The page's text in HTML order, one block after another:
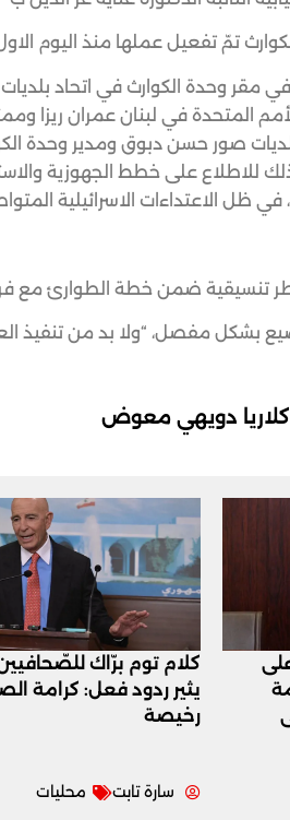
تمّ تفعيل عملها منذ اليوم
مقر وحدة الكوارث في اتحاد
المتحدة في لبنان عمران ريزا
بلديات صور حسن دبوق ومدير وحدة
للاطلاع على خطط الجهوزية
في ظل الاعتداءات الاسرائيلية
ضمن خطة الطوارئ مع فريق من كل المنظمات
بشكل مفصل، “ولا بد من تنفيذ
كلاريا دويهي معوض
كلام توم برّاك
يثير ردود فعل: كرامة
رخيصة
سارة تابت محليات